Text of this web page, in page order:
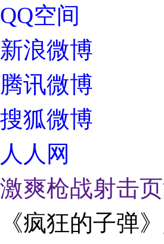
QQ空间
新浪微博
腾讯微博
搜狐微博
人人网
激爽枪战射击
《疯狂的子弹